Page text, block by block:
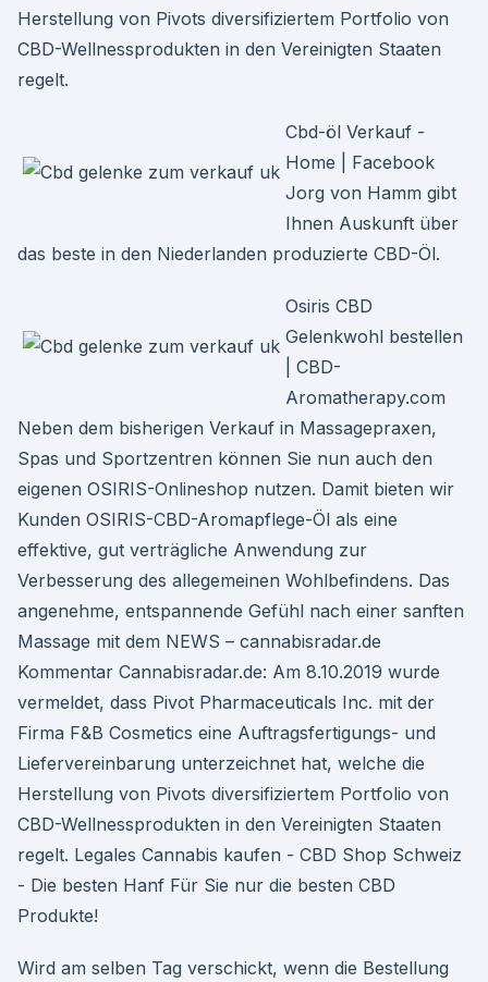
Herstellung von Pivots diversifiziertem Portfolio von
CBD-Wellnessprodukten in den Vereinigten Staaten
regelt.
Cbd-öl Verkauf -
Home | Facebook
Jorg von Hamm gibt
Ihnen Auskunft über
das beste in den Niederlanden produzierte CBD-Öl.
Osiris CBD
Gelenkwohl bestellen
| CBD-
Aromatherapy.com
Neben dem bisherigen Verkauf in Massagepraxen,
Spas und Sportzentren können Sie nun auch den
eigenen OSIRIS-Onlineshop nutzen. Damit bieten wir
Kunden OSIRIS-CBD-Aromapflege-Öl als eine
effektive, gut verträgliche Anwendung zur
Verbesserung des allegemeinen Wohlbefindens. Das
angenehme, entspannende Gefühl nach einer sanften
Massage mit dem NEWS – cannabisradar.de
Kommentar Cannabisradar.de: Am 8.10.2019 wurde
vermeldet, dass Pivot Pharmaceuticals Inc. mit der
Firma F&B Cosmetics eine Auftragsfertigungs- und
Liefervereinbarung unterzeichnet hat, welche die
Herstellung von Pivots diversifiziertem Portfolio von
CBD-Wellnessprodukten in den Vereinigten Staaten
regelt. Legales Cannabis kaufen - CBD Shop Schweiz
- Die besten Hanf Für Sie nur die besten CBD
Produkte!
Wird am selben Tag verschickt, wenn die Bestellung